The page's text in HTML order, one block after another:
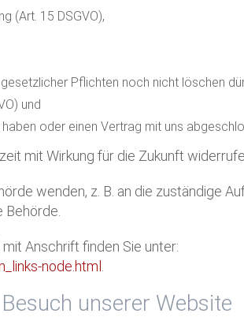
(Art. 15 DSGVO),
Pflichten noch nicht löschen
und
oder einen Vertrag mit uns
mit Wirkung für die Zukunft
wenden, z. B. an die zuständige
Anschrift finden Sie unter:
node.html
unserer Website